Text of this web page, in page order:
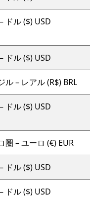
ドル ($) USD
ドル ($) USD
ル – レアル (R$) BRL
ドル ($) USD
圏 – ユーロ (€) EUR
ドル ($) USD
ドル ($) USD